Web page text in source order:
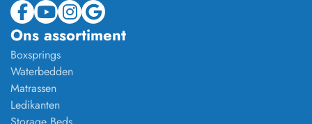
Ons assortiment
Boxsprings
Waterbedden
Matrassen
Ledikanten